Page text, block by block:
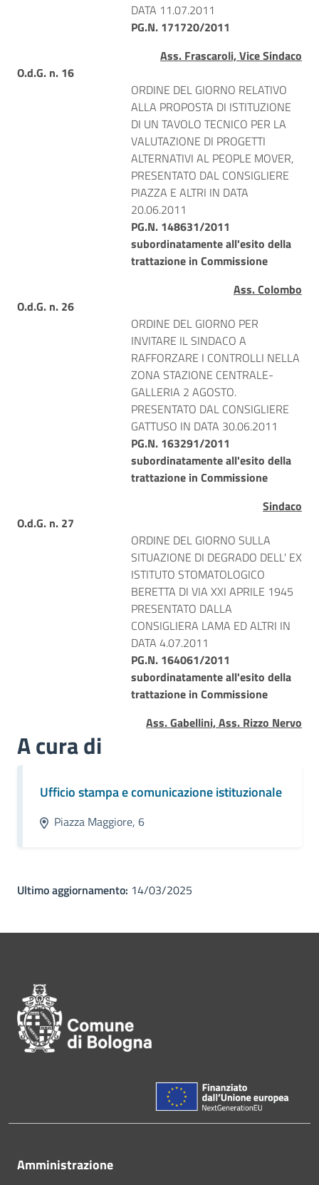
DATA 11.07.2011
PG.N. 171720/2011
Ass. Frascaroli, Vice Sindaco
O.d.G. n. 16
ORDINE DEL GIORNO RELATIVO
ALLA PROPOSTA DI ISTITUZIONE
DI UN TAVOLO TECNICO PER LA
VALUTAZIONE DI PROGETTI
ALTERNATIVI AL PEOPLE MOVER,
PRESENTATO DAL CONSIGLIERE
PIAZZA E ALTRI IN DATA
20.06.2011
PG.N. 148631/2011
subordinatamente all'esito della
trattazione in Commissione
Ass. Colombo
O.d.G. n. 26
ORDINE DEL GIORNO PER
INVITARE IL SINDACO A
RAFFORZARE I CONTROLLI NELLA
ZONA STAZIONE CENTRALE-
GALLERIA 2 AGOSTO.
PRESENTATO DAL CONSIGLIERE
GATTUSO IN DATA 30.06.2011
PG.N. 163291/2011
subordinatamente all'esito della
trattazione in Commissione
Sindaco
O.d.G. n. 27
ORDINE DEL GIORNO SULLA
SITUAZIONE DI DEGRADO DELL' EX
ISTITUTO STOMATOLOGICO
BERETTA DI VIA XXI APRILE 1945
PRESENTATO DALLA
CONSIGLIERA LAMA ED ALTRI IN
DATA 4.07.2011
PG.N. 164061/2011
subordinatamente all'esito della
trattazione in Commissione
Ass. Gabellini, Ass. Rizzo Nervo
A cura di
Ufficio stampa e comunicazione istituzionale
Piazza Maggiore, 6
Ultimo aggiornamento: 14/03/2025
Amministrazione